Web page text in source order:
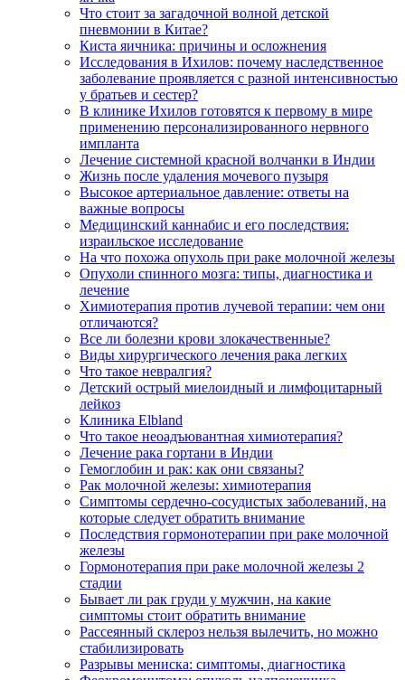
Что стоит за загадочной волной детской
пневмонии в Китае?
Киста яичника: причины и осложнения
Исследования в Ихилов: почему наследственное
заболевание проявляется с разной интенсивностью
у братьев и сестер?
В клинике Ихилов готовятся к первому в мире
применению персонализированного нервного
импланта
Лечение системной красной волчанки в Индии
Жизнь после удаления мочевого пузыря
Высокое артериальное давление: ответы на
важные вопросы
Медицинский каннабис и его последствия:
израильское исследование
На что похожа опухоль при раке молочной железы
Опухоли спинного мозга: типы, диагностика и
лечение
Химиотерапия против лучевой терапии: чем они
отличаются?
Все ли болезни крови злокачественные?
Виды хирургического лечения рака легких
Что такое невралгия?
Детский острый миелоидный и лимфоцитарный
лейкоз
Клиника Elbland
Что такое неоадъювантная химиотерапия?
Лечение рака гортани в Индии
Гемоглобин и рак: как они связаны?
Рак молочной железы: химиотерапия
Симптомы сердечно-сосудистых заболеваний, на
которые следует обратить внимание
Последствия гормонотерапии при раке молочной
железы
Гормонотерапия при раке молочной железы 2
стадии
Бывает ли рак груди у мужчин, на какие
симптомы стоит обратить внимание
Рассеянный склероз нельзя вылечить, но можно
стабилизировать
Разрывы мениска: симптомы, диагностика